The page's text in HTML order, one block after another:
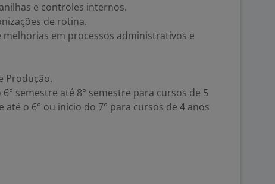
e controles internos.
de rotina.
em processos administrativos e
Produção.
semestre até 8° semestre para cursos de 5
até o 6° ou início do 7° para cursos de 4 anos